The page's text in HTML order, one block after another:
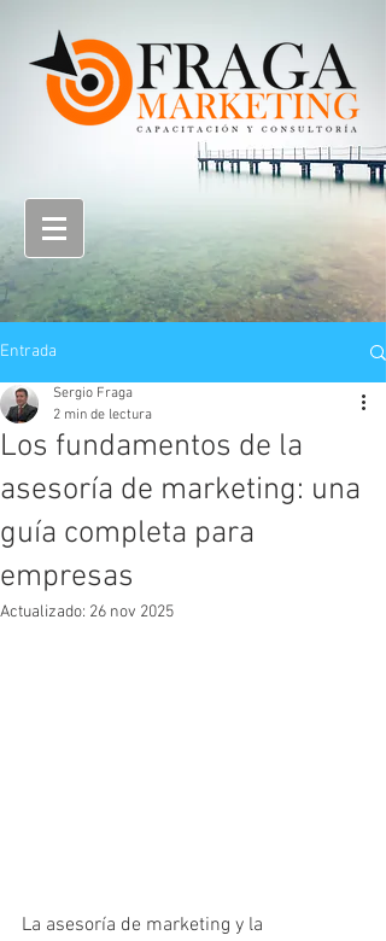
Entrada
Los fundamentos de la
asesoría de marketing: una
guía completa para
empresas
Sergio Fraga
2 min de lectura
Actualizado: 26 nov 2025
La asesoría de marketing y la